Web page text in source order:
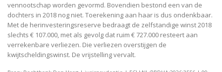
vennootschap worden gevormd. Bovendien bestond een van de
dochters in 2018 nog niet. Toerekening aan haar is dus ondenkbaar.
Met de herinvesteringsreserve bedraagt de zelfstandige winst 2018
slechts € 107.000, met als gevolg dat ruim € 727.000 resteert aan
verrekenbare verliezen. Die verliezen overstijgen de
kwijtscheldingswinst. De vrijstelling vervalt.